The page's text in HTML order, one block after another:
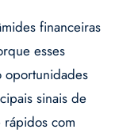
financeiras
esses
oportunidades
sinais de
rápidos com